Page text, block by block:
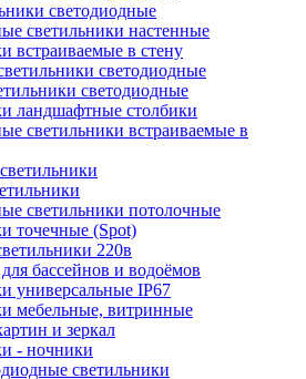
светодиодные
светильники настенные
встраиваемые в стену
светодиодные
ландшафтные столбики
светильники встраиваемые в
светильники потолочные
точечные (Spot)
220в
бассейнов и водоёмов
универсальные IP67
мебельные, витринные
и зеркал
- ночники